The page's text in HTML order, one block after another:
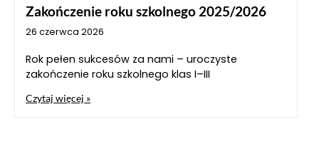
Zakończenie roku szkolnego 2025/2026
26 czerwca 2026
Rok pełen sukcesów za nami – uroczyste
zakończenie roku szkolnego klas I–III
Czytaj więcej »